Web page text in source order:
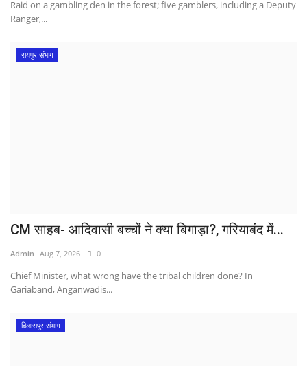
Raid on a gambling den in the forest; five gamblers, including a Deputy
Ranger,...
रायपुर संभाग
CM साहब- आदिवासी बच्चों ने क्या बिगाड़ा?, गरियाबंद में...
Admin Aug 7, 2026 0
Chief Minister, what wrong have the tribal children done? In
Gariaband, Anganwadis...
बिलासपुर संभाग